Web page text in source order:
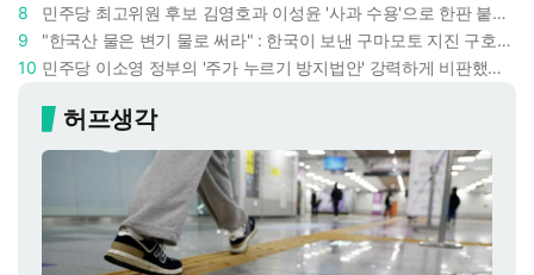
8
민주당 최고위원 후보 김영호과 이성윤 '사과 수용'으로 한판 붙었다 : 난데없이 "검사주의자"
9
"한국산 물은 변기 물로 써라" : 한국이 보낸 구마모토 지진 구호품에 한 일본인이 보인 반응
10
민주당 이소영 정부의 '주가 누르기 방지법안' 강력하게 비판했다 : "사실상 적용 대상 없을 법안"
허프생각